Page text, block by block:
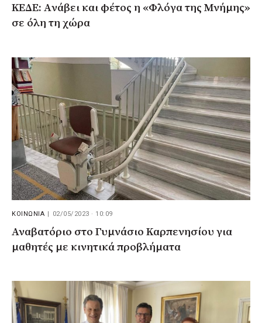
ΚΕΔΕ: Aνάβει και φέτος η «Φλόγα της Μνήμης»
σε όλη τη χώρα
ΚΟΙΝΩΝΙΑ | 02/05/2023 · 10:09
Αναβατόριο στο Γυμνάσιο Καρπενησίου για
μαθητές με κινητικά προβλήματα